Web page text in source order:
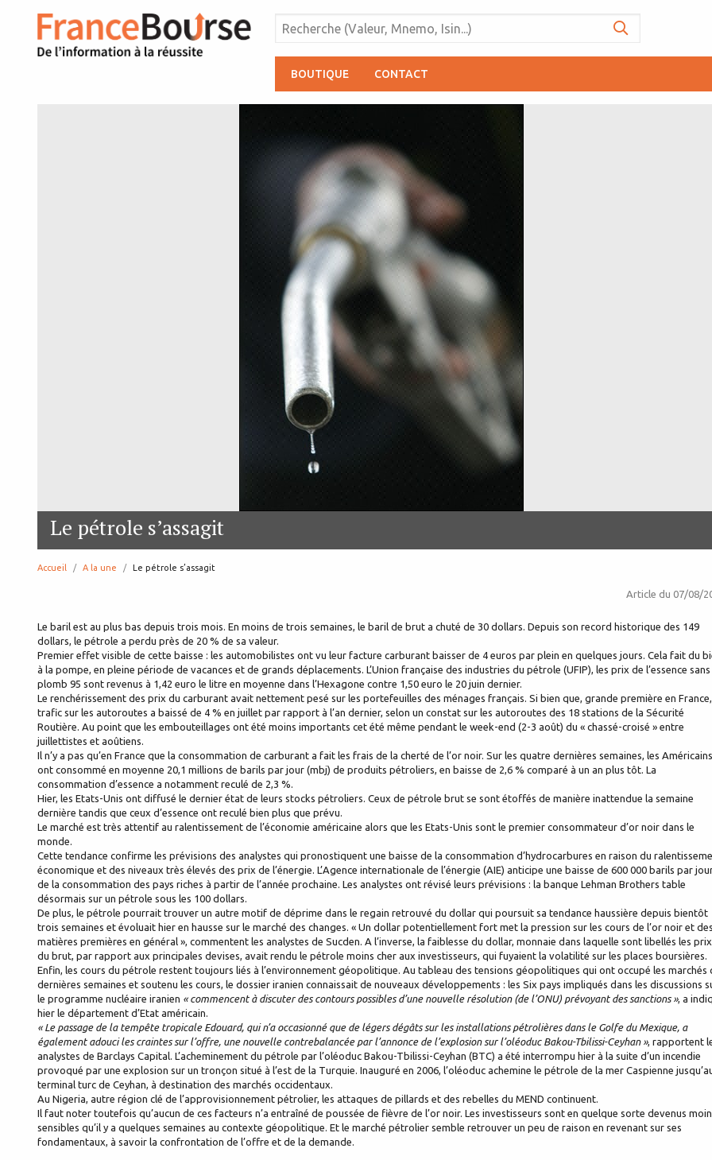
BOUTIQUE CONTACT
Le pétrole s’assagit
Accueil A la une page:
Le pétrole s’assagit
Article du 07/08/
Le baril est au plus bas depuis trois mois. En moins de trois semaines, le baril de brut a chuté de 30 dollars. Depuis son record historique des 149
dollars, le pétrole a perdu près de 20 % de sa valeur.
Premier effet visible de cette baisse : les automobilistes ont vu leur facture carburant baisser de 4 euros par plein en quelques jours. Cela fait du
à la pompe, en pleine période de vacances et de grands déplacements. L’Union française des industries du pétrole (UFIP), les prix de l’essence sans
plomb 95 sont revenus à 1,42 euro le litre en moyenne dans l’Hexagone contre 1,50 euro le 20 juin dernier.
Le renchérissement des prix du carburant avait nettement pesé sur les portefeuilles des ménages français. Si bien que, grande première en
trafic sur les autoroutes a baissé de 4 % en juillet par rapport à l’an dernier, selon un constat sur les autoroutes des 18 stations de la Sécurité
Routière. Au point que les embouteillages ont été moins importants cet été même pendant le week-end (2-3 août) du « chassé-croisé » entre
juillettistes et aoûtiens.
Il n’y a pas qu’en France que la consommation de carburant a fait les frais de la cherté de l’or noir. Sur les quatre dernières semaines, les Américains
ont consommé en moyenne 20,1 millions de barils par jour (mbj) de produits pétroliers, en baisse de 2,6 % comparé à un an plus tôt. La
consommation d’essence a notamment reculé de 2,3 %.
Hier, les Etats-Unis ont diffusé le dernier état de leurs stocks pétroliers. Ceux de pétrole brut se sont étoffés de manière inattendue la semaine
dernière tandis que ceux d’essence ont reculé bien plus que prévu.
Le marché est très attentif au ralentissement de l’économie américaine alors que les Etats-Unis sont le premier consommateur d’or noir dans le
monde.
Cette tendance confirme les prévisions des analystes qui pronostiquent une baisse de la consommation d’hydrocarbures en raison du
économique et des niveaux très élevés des prix de l’énergie. L’Agence internationale de l’énergie (AIE) anticipe une baisse de 600 000 barils par
de la consommation des pays riches à partir de l’année prochaine. Les analystes ont révisé leurs prévisions : la banque Lehman Brothers table
désormais sur un pétrole sous les 100 dollars.
De plus, le pétrole pourrait trouver un autre motif de déprime dans le regain retrouvé du dollar qui poursuit sa tendance haussière depuis bientôt
trois semaines et évoluait hier en hausse sur le marché des changes. « Un dollar potentiellement fort met la pression sur les cours de l’or noir et
matières premières en général », commentent les analystes de Sucden. A l’inverse, la faiblesse du dollar, monnaie dans laquelle sont libellés les prix
du brut, par rapport aux principales devises, avait rendu le pétrole moins cher aux investisseurs, qui fuyaient la volatilité sur les places boursières.
Enfin, les cours du pétrole restent toujours liés à l’environnement géopolitique. Au tableau des tensions géopolitiques qui ont occupé les marchés
dernières semaines et soutenu les cours, le dossier iranien connaissait de nouveaux développements : les Six pays impliqués dans les discussions
le programme nucléaire iranien « commencent à discuter des contours possibles d’une nouvelle résolution (de l’ONU) prévoyant des sanctions », a
hier le département d’Etat américain.
« Le passage de la tempête tropicale Edouard, qui n’a occasionné que de légers dégâts sur les installations pétrolières dans le Golfe du Mexique, a
également adouci les craintes sur l’offre, une nouvelle contrebalancée par l’annonce de l’explosion sur l’oléoduc Bakou-Tbilissi-Ceyhan », rapportent
analystes de Barclays Capital. L’acheminement du pétrole par l’oléoduc Bakou-Tbilissi-Ceyhan (BTC) a été interrompu hier à la suite d’un incendie
provoqué par une explosion sur un tronçon situé à l’est de la Turquie. Inauguré en 2006, l’oléoduc achemine le pétrole de la mer Caspienne
terminal turc de Ceyhan, à destination des marchés occidentaux.
Au Nigeria, autre région clé de l’approvisionnement pétrolier, les attaques de pillards et des rebelles du MEND continuent.
Il faut noter toutefois qu’aucun de ces facteurs n’a entraîné de poussée de fièvre de l’or noir. Les investisseurs sont en quelque sorte devenus
sensibles qu’il y a quelques semaines au contexte géopolitique. Et le marché pétrolier semble retrouver un peu de raison en revenant sur ses
fondamentaux, à savoir la confrontation de l’offre et de la demande.